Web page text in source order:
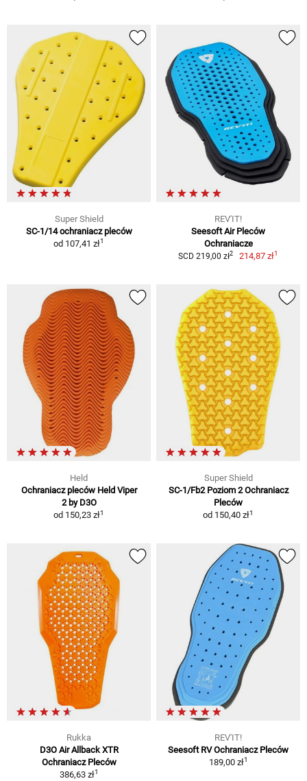
Super Shield
SC-1/14 ochraniacz pleców
od 107,41 zł1
REV'IT!
Seesoft Air Pleców
Ochraniacze
SCD 219,00 zł2 214,87 zł1
Held
Ochraniacz pleców Held Viper
2 by D3O
od 150,23 zł1
Super Shield
SC-1/Fb2 Poziom 2 Ochraniacz
Pleców
od 150,40 zł1
Rukka
D3O Air Allback XTR
Ochraniacz Pleców
386,63 zł1
REV'IT!
Seesoft RV Ochraniacz Pleców
189,00 zł1